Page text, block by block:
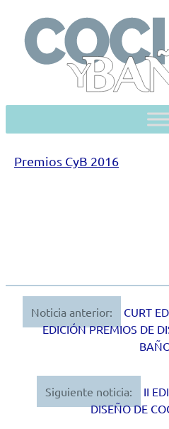
Premios CyB 2016
Navegación
Noticia anterior:
CURT
EDICIÓN PREMIOS DE
Siguiente noticia:
II
DISEÑO DE